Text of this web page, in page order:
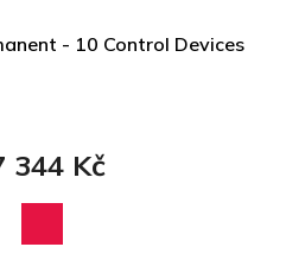
- 10 Control Devices
344 Kč